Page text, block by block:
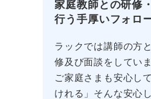
家庭教師との研修
行う手厚いフォロ
ラックでは講師の方
修及び面談をしてい
ご家庭さまも安心し
けれる」そんな安心